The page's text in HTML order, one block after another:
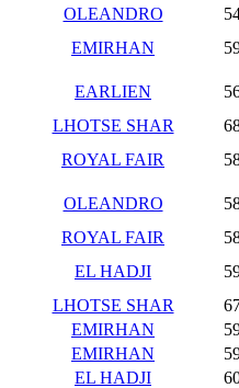
OLEANDRO
EMIRHAN
EARLIEN
LHOTSE SHAR
ROYAL FAIR
OLEANDRO
ROYAL FAIR
EL HADJI
LHOTSE SHAR
EMIRHAN
EMIRHAN
EL HADJI